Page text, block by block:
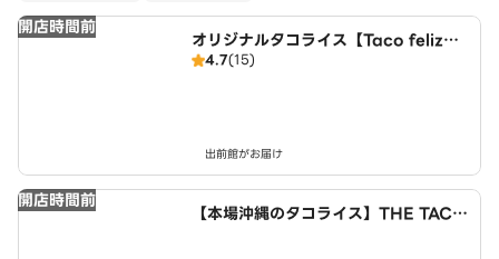
開店時間前
オリジナルタコライス【Taco feliz】
伏見向島店
4.7(15)
出前館がお届け
開店時間前
【本場沖縄のタコライス】THE TACO